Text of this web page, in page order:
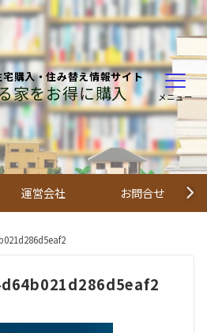
宅購入・住み替え情報サイト
家をお得に購入 メニュー
運営会社 お問合せ